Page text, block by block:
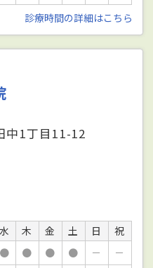
診療時間の詳細はこちら
中1丁目11-12
水 木 金 土 日
祝
● ● ● ● －
－